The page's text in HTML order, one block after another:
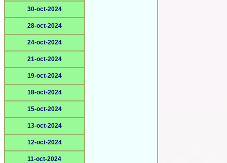
30-oct-2024
28-oct-2024
24-oct-2024
21-oct-2024
19-oct-2024
18-oct-2024
15-oct-2024
13-oct-2024
12-oct-2024
11-oct-2024